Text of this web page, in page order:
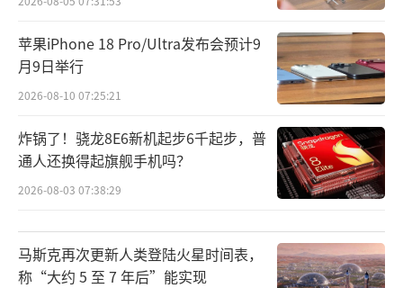
苹果iPhone 18 Pro/Ultra发布会预计9
月9日举行
2026-08-10 07:25:21
炸锅了！骁龙8E6新机起步6千起步，普
通人还换得起旗舰手机吗？
2026-08-03 07:38:29
马斯克再次更新人类登陆火星时间表，
称“大约 5 至 7 年后”能实现